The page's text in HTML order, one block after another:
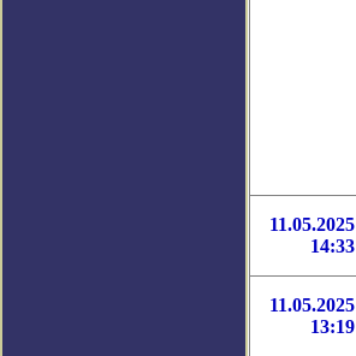
11.05.2025
14:33
11.05.2025
13:19